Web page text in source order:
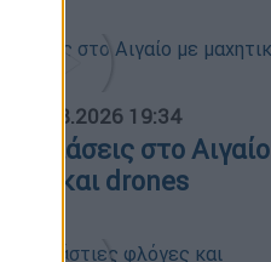
06.08.2026 19:34
στο Αιγαίο
F-16 και drones